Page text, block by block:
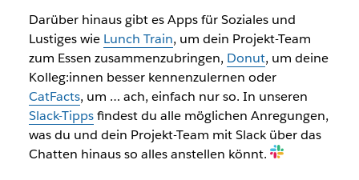
Darüber hinaus gibt es Apps für Soziales und
Lustiges wie Lunch Train, um dein Projekt-Team
zum Essen zusammenzubringen, Donut, um deine
Kolleg:innen besser kennenzulernen oder
CatFacts, um … ach, einfach nur so. In unseren
Slack-Tippsfindest du alle möglichen Anregungen,
was du und dein Projekt-Team mit Slack über das
Chatten hinaus so alles anstellen könnt.